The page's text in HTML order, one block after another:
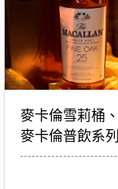
麥卡倫雪莉桶
麥卡倫普飲系